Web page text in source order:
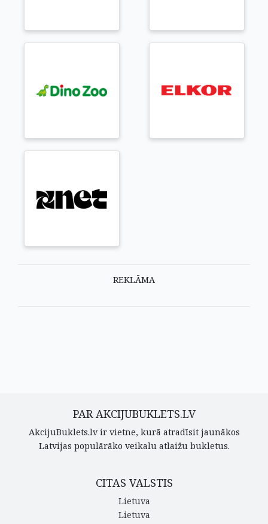
REKLĀMA
PAR AKCIJUBUKLETS.LV
AkcijuBuklets.lv ir vietne, kurā atradīsit jaunākos
Latvijas populārāko veikalu atlaižu bukletus.
CITAS VALSTIS
Lietuva
Lietuva